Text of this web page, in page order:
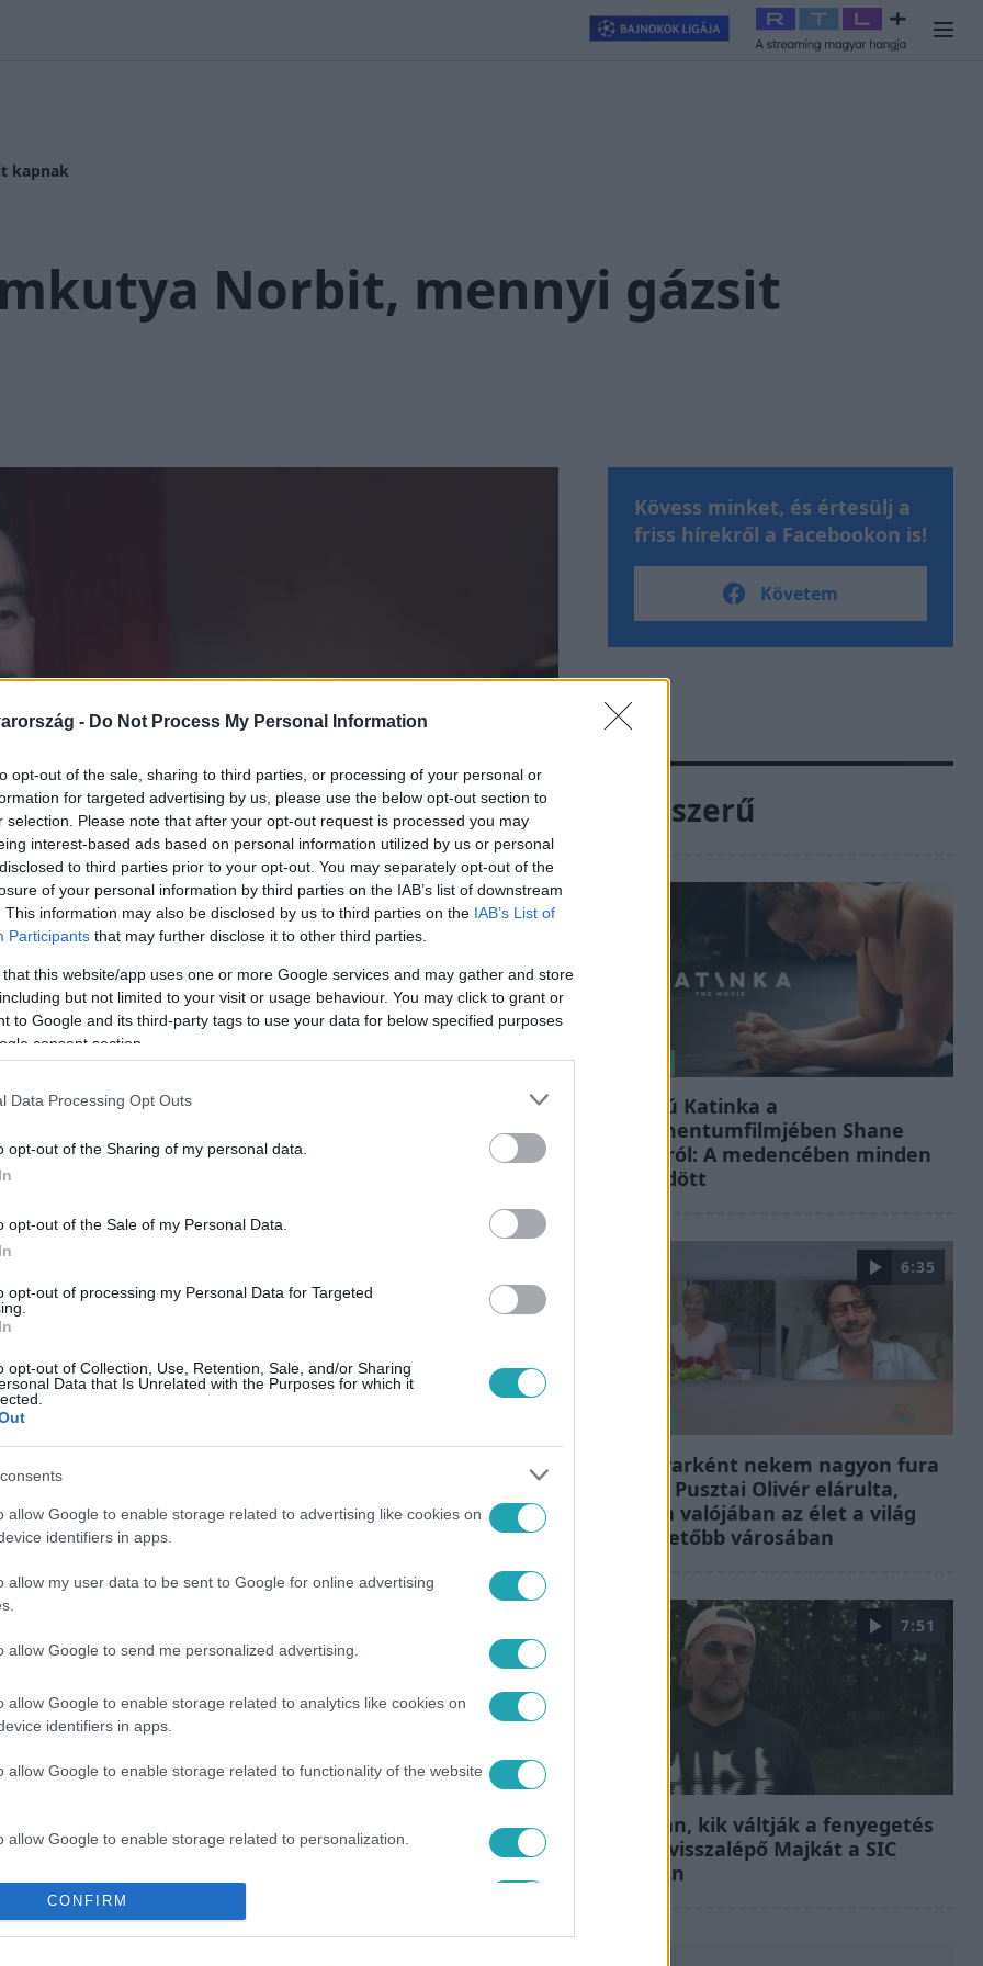
- Do Not Process My Personal Information
opt-out of the sale, sharing to third parties, or processing of your personal or
for targeted advertising by us, please use the below opt-out section to
selection. Please note that after your opt-out request is processed you may
interest-based ads based on personal information utilized by us or personal
to third parties prior to your opt-out. You may separately opt-out of the
of your personal information by third parties on the IAB’s list of downstream
This information may also be disclosed by us to third parties on the IAB’s List of
Participants that may further disclose it to other third parties.
that this website/app uses one or more Google services and may gather and store
but not limited to your visit or usage behaviour. You may click to grant or
to Google and its third-party tags to use your data for below specified purposes
consent section.
Data Processing Opt Outs
opt-out of the Sharing of my personal data.
opt-out of the Sale of my Personal Data.
opt-out of processing my Personal Data for Targeted
opt-out of Collection, Use, Retention, Sale, and/or Sharing
Data that Is Unrelated with the Purposes for which it
allow Google to enable storage related to advertising like cookies on
identifiers in apps.
allow my user data to be sent to Google for online advertising
allow Google to send me personalized advertising.
allow Google to enable storage related to analytics like cookies on
identifiers in apps.
allow Google to enable storage related to functionality of the website
allow Google to enable storage related to personalization.
allow Google to enable storage related to security, including
functionality and fraud prevention, and other user protection.
CONFIRM
RTL+ #Exek csatája 2026 #Celeb vagyok, ments
kapnak
Norbit, mennyi gázsit
– mondta a Pamkutya egyik alapítója,
a rekorddöntő show-ról kérdeztük. De
szóba került az is, hogyan győzte le
Az biztos, hogy a Pamkutya már
töltenek meg, és egy egész
megfejteni, mi állhat a brutális
között legyen a Google-találatokban!
CELEBEK YOUTUBE
FIATALOK
Kövess minket, és értesülj a
friss hírekről a Facebookon is!
Követem
Népszerű
Hosszú Katinka a
dokumentumfilmjében Shane
Tusupról: A medencében minden
működött
6:35
„Magyarként nekem nagyon fura
volt” – Pusztai Olivér elárulta,
milyen valójában az élet a világ
legélhetőbb városában
7:51
Megvan, kik váltják a fenyegetés
miatt visszalépő Majkát a SIC
Feszten